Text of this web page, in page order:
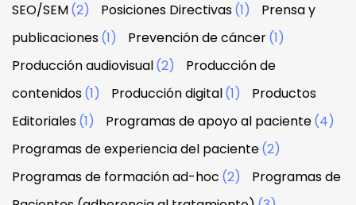
SEO/SEM(2) Posiciones Directivas(1)
Prensa y
publicaciones(1) Prevención de cáncer(1)
Producción audiovisual(2)
Producción de
contenidos(1) Producción digital(1)
Productos
Editoriales(1) Programas de apoyo al paciente(4)
Programas de experiencia del paciente(2)
Programas de formación ad-hoc (2)
Programas de